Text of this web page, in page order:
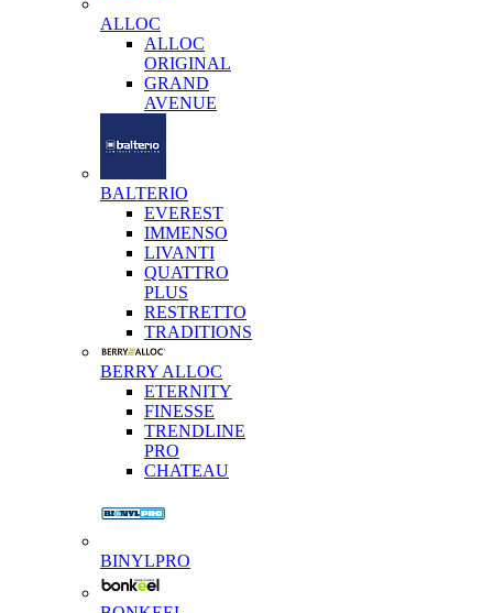
ALLOC
ALLOC
ORIGINAL
GRAND
AVENUE
BALTERIO
EVEREST
IMMENSO
LIVANTI
QUATTRO
PLUS
RESTRETTO
TRADITIONS
BERRY ALLOC
ETERNITY
FINESSE
TRENDLINE
PRO
CHATEAU
BINYLPRO